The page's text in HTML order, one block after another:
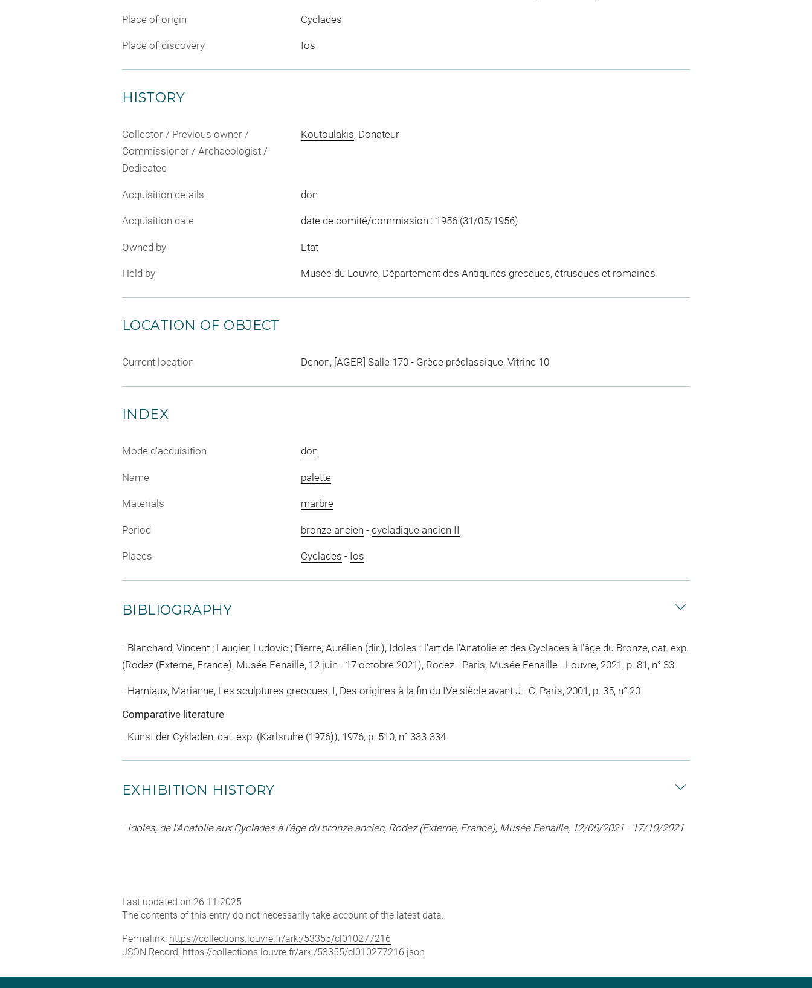
Place of origin Cyclades
Place of discovery Ios
HISTORY
Collector / Previous owner /
Commissioner / Archaeologist /
Dedicatee
Koutoulakis, Donateur
Acquisition details don
Acquisition date date de comité/commission : 1956 (31/05/1956)
Owned by Etat
Held by Musée du Louvre, Département des Antiquités grecques, étrusques et romaines
LOCATION OF OBJECT
Current location Denon, [AGER] Salle 170 - Grèce préclassique, Vitrine 10
INDEX
Mode d'acquisition don
Name palette
Materials marbre
Period bronze ancien - cycladique ancien II
Places Cyclades - Ios
BIBLIOGRAPHY
Blanchard, Vincent ; Laugier, Ludovic ; Pierre, Aurélien (dir.), Idoles : l'art de l'Anatolie et des Cyclades à l'âge du Bronze, cat. exp.
(Rodez (Externe, France), Musée Fenaille, 12 juin - 17 octobre 2021), Rodez - Paris, Musée Fenaille - Louvre, 2021, p. 81, n° 33
Hamiaux, Marianne, Les sculptures grecques, I, Des origines à la fin du IVe siècle avant J. -C, Paris, 2001, p. 35, n° 20
Comparative literature
- Kunst der Cykladen, cat. exp. (Karlsruhe (1976)), 1976, p. 510, n° 333-334
EXHIBITION HISTORY
- Idoles, de l'Anatolie aux Cyclades à l'âge du bronze ancien, Rodez (Externe, France), Musée Fenaille, 12/06/2021 - 17/10/2021
Last updated on 26.11.2025
The contents of this entry do not necessarily take account of the latest data.
Permalink: https://collections.louvre.fr/ark:/53355/cl010277216
JSON Record: https://collections.louvre.fr/ark:/53355/cl010277216.json